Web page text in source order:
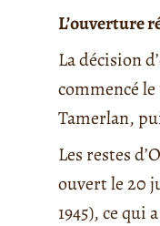
L’ouverture
La décision
commencé le
Tamerlan,
Les restes
ouvert le 20
1945), ce qui